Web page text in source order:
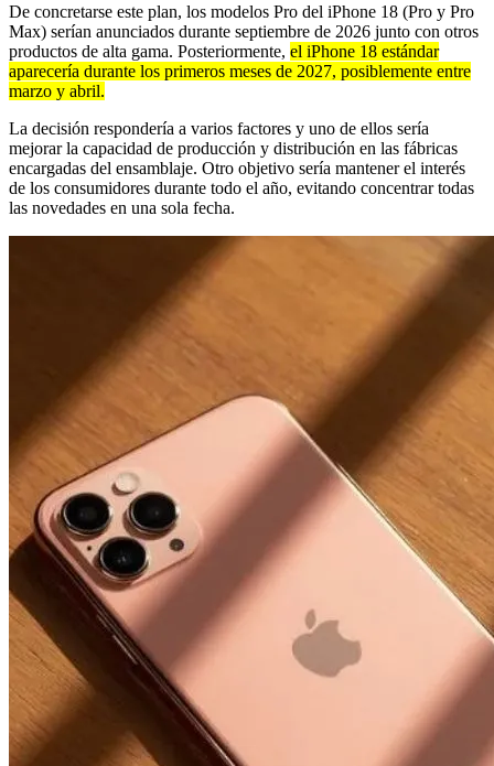
De concretarse este plan, los modelos Pro del iPhone 18 (Pro y Pro
Max) serían anunciados durante septiembre de 2026 junto con otros
productos de alta gama. Posteriormente, el iPhone 18 estándar
aparecería durante los primeros meses de 2027, posiblemente entre
marzo y abril.
La decisión respondería a varios factores y uno de ellos sería
mejorar la capacidad de producción y distribución en las fábricas
encargadas del ensamblaje. Otro objetivo sería mantener el interés
de los consumidores durante todo el año, evitando concentrar todas
las novedades en una sola fecha.